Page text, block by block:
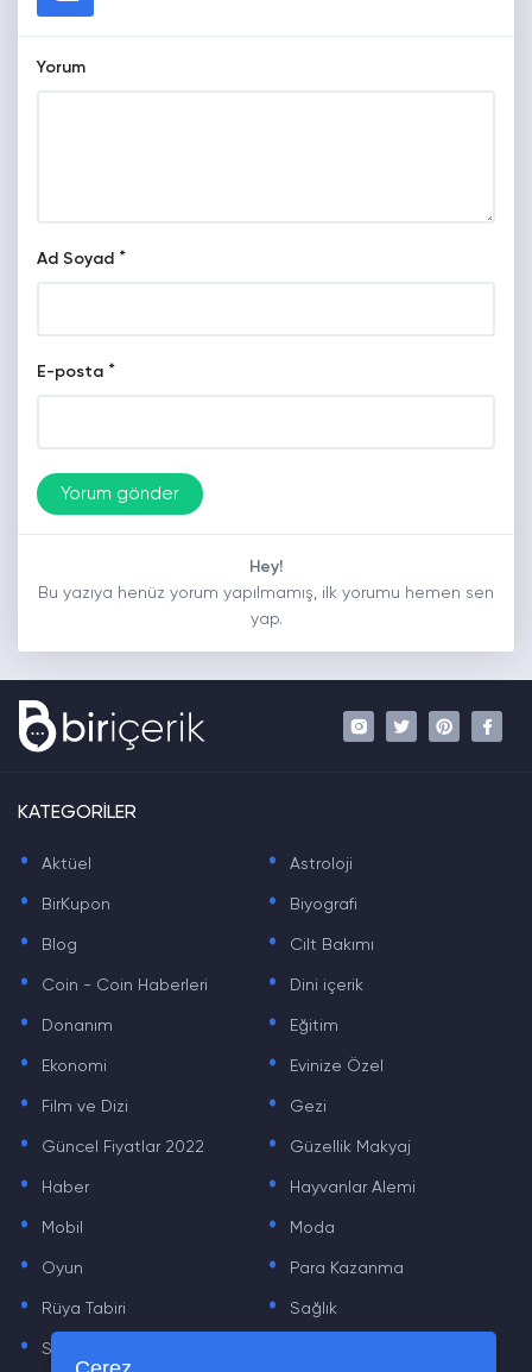
Yorum
Ad Soyad *
E-posta *
Hey!
Bu yazıya henüz yorum yapılmamış, ilk yorumu hemen sen
yap.
KATEGORİLER
. Aktüel . Astroloji
. BirKupon . Biyografi
. Blog . Cilt Bakımı
. Coin - Coin Haberleri . Dini içerik
. Donanım . Eğitim
. Ekonomi . Evinize Özel
. Film ve Dizi . Gezi
. Güncel Fiyatlar 2022 . Güzellik Makyaj
. Haber . Hayvanlar Alemi
. Mobil . Moda
. Oyun . Para Kazanma
. Rüya Tabiri . Sağlık
. Sinema .